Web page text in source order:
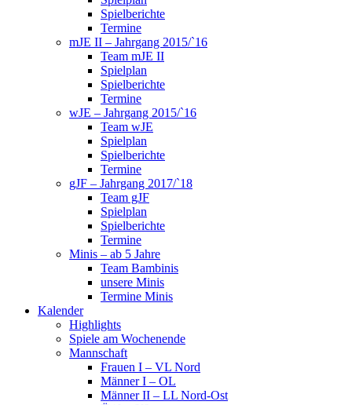
Spielberichte
Termine
mJE II – Jahrgang 2015/`16
Team mJE II
Spielplan
Spielberichte
Termine
wJE – Jahrgang 2015/`16
Team wJE
Spielplan
Spielberichte
Termine
gJF – Jahrgang 2017/`18
Team gJF
Spielplan
Spielberichte
Termine
Minis – ab 5 Jahre
Team Bambinis
unsere Minis
Termine Minis
Kalender
Highlights
Spiele am Wochenende
Mannschaft
Frauen I – VL Nord
Männer I – OL
Männer II – LL Nord-Ost